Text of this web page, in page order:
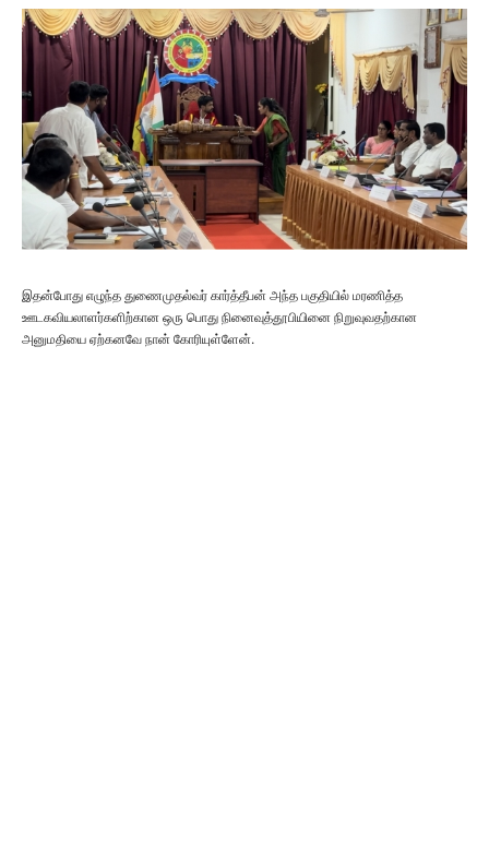
இதன்போது எழுந்த துணைமுதல்வர் கார்த்தீபன் அந்த பகுதியில் மரணித்த
ஊடகவியலாளர்களிற்கான ஒரு பொது நினைவுத்தூபியினை நிறுவுவதற்கான
அனுமதியை ஏற்கனவே நான் கோரியுள்ளேன்.